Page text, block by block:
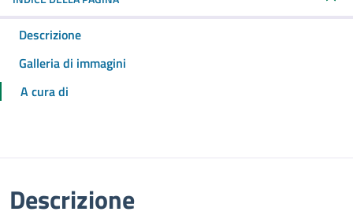
Descrizione
Galleria di immagini
A cura di
Descrizione